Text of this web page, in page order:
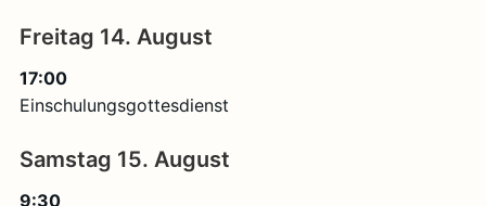
Freitag 14. August
17:00
Einschulungsgottesdienst
Samstag 15. August
9:30